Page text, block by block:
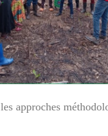
approches